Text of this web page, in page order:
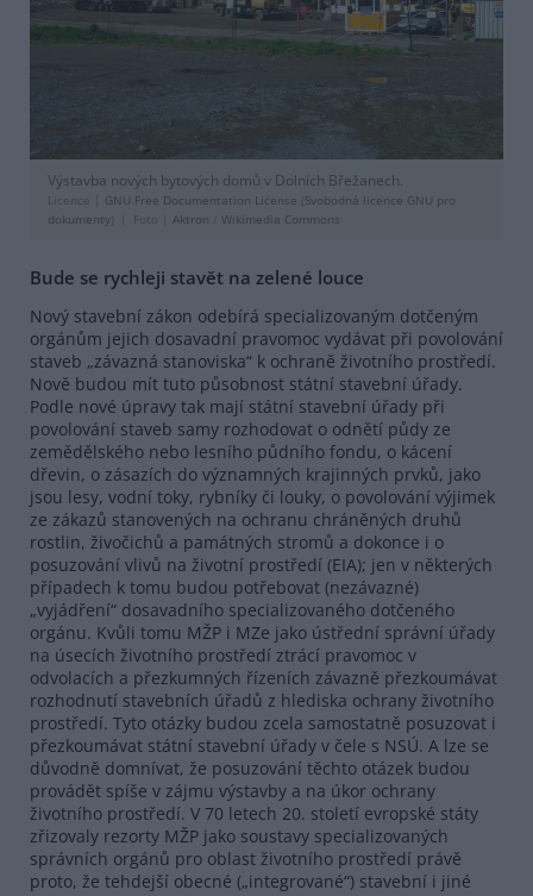
Výstavba nových bytových domů v Dolních Břežanech.
Licence | GNU Free Documentation License Svobodná licence GNU pro
dokumenty
Foto | Aktron Wikimedia Commons
Bude se rychleji stavět na zelené louce
Nový stavební zákon odebírá specializovaným dotčeným
orgánům jejich dosavadní pravomoc vydávat při povolování
staveb „závazná stanoviska“ k ochraně životního prostředí.
Nově budou mít tuto působnost státní stavební úřady.
Podle nové úpravy tak mají státní stavební úřady při
povolování staveb samy rozhodovat o odnětí půdy ze
zemědělského nebo lesního půdního fondu, o kácení
dřevin, o zásazích do významných krajinných prvků, jako
jsou lesy, vodní toky, rybníky či louky, o povolování výjimek
ze zákazů stanovených na ochranu chráněných druhů
rostlin, živočichů a památných stromů a dokonce i o
posuzování vlivů na životní prostředí (EIA); jen v některých
případech k tomu budou potřebovat (nezávazné)
„vyjádření“ dosavadního specializovaného dotčeného
orgánu. Kvůli tomu MŽP i MZe jako ústřední správní úřady
na úsecích životního prostředí ztrácí pravomoc v
odvolacích a přezkumných řízeních závazně přezkoumávat
rozhodnutí stavebních úřadů z hlediska ochrany životního
prostředí. Tyto otázky budou zcela samostatně posuzovat i
přezkoumávat státní stavební úřady v čele s NSÚ. A lze se
důvodně domnívat, že posuzování těchto otázek budou
provádět spíše v zájmu výstavby a na úkor ochrany
životního prostředí. V 70 letech 20. století evropské státy
zřizovaly rezorty MŽP jako soustavy specializovaných
správních orgánů pro oblast životního prostředí právě
proto, že tehdejší obecné („integrované“) stavební i jiné